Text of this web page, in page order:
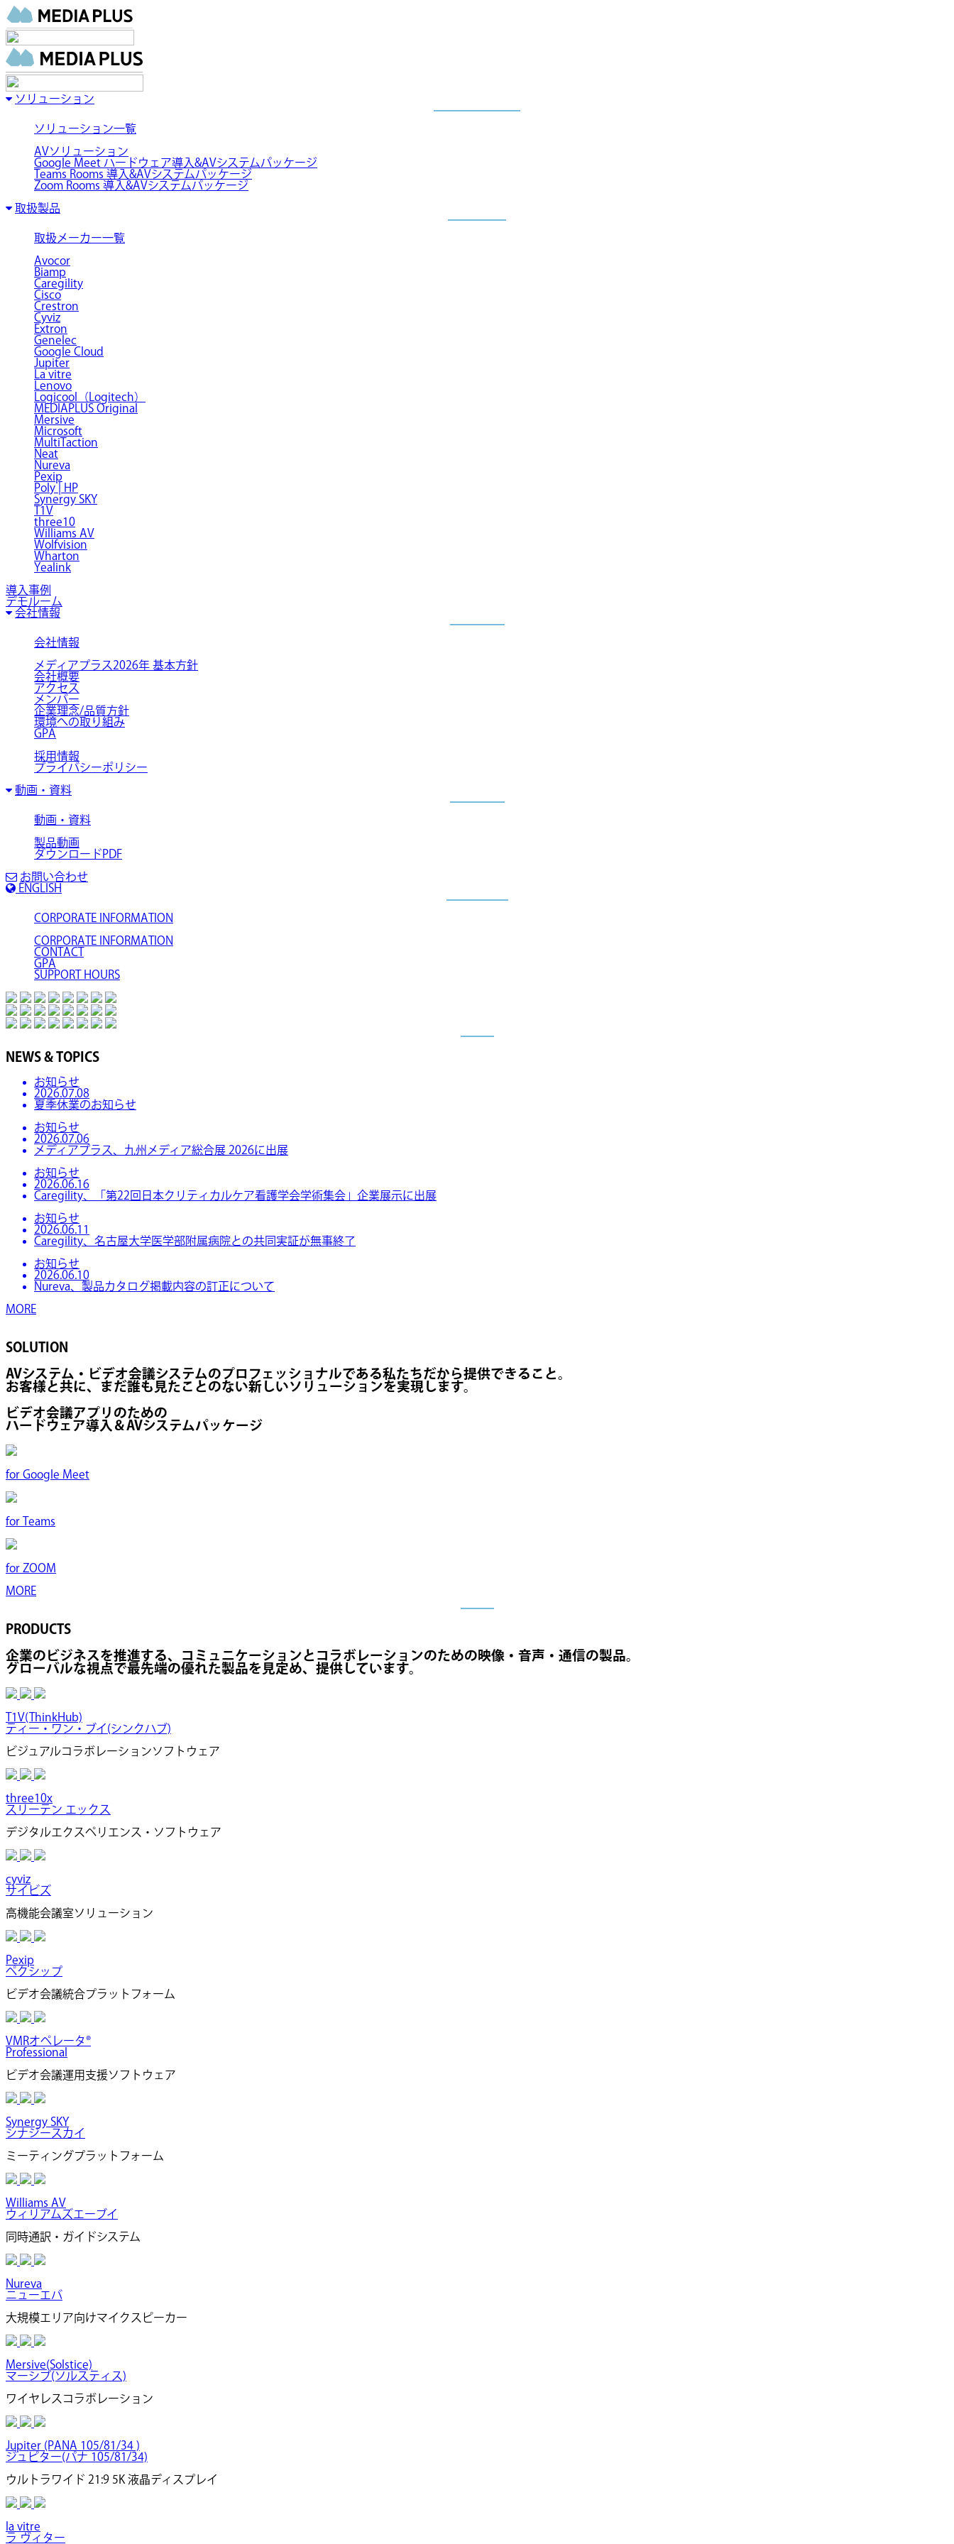
ソリューション
ソリューション一覧
AVソリューション
Google Meet ハードウェア導入&AVシステムパッケージ
Teams Rooms 導入&AVシステムパッケージ
Zoom Rooms 導入&AVシステムパッケージ
取扱製品
取扱メーカー一覧
Avocor
Biamp
Caregility
Cisco
Crestron
Cyviz
Extron
Genelec
Google Cloud
Jupiter
La vitre
Lenovo
Logicool（Logitech）
MEDIAPLUS Original
Mersive
Microsoft
MultiTaction
Neat
Nureva
Pexip
Poly | HP
Synergy SKY
T1V
three10
Williams AV
Wolfvision
Wharton
Yealink
導入事例
デモルーム
会社情報
会社情報
メディアプラス2026年 基本方針
会社概要
アクセス
メンバー
企業理念/品質方針
環境への取り組み
GPA
採用情報
プライバシーポリシー
動画・資料
動画・資料
製品動画
ダウンロードPDF
お問い合わせ
ENGLISH
CORPORATE INFORMATION
CORPORATE INFORMATION
CONTACT
GPA
SUPPORT HOURS
NEWS & TOPICS
お知らせ
2026.07.08
夏季休業のお知らせ
お知らせ
2026.07.06
メディアプラス、九州メディア総合展 2026に出展
お知らせ
2026.06.16
Caregility、「第22回日本クリティカルケア看護学会学術集会」企業展示に出展
お知らせ
2026.06.11
Caregility、名古屋大学医学部附属病院との共同実証が無事終了
お知らせ
2026.06.10
Nureva、製品カタログ掲載内容の訂正について
MORE
SOLUTION
AVシステム・ビデオ会議システムのプロフェッショナルである私たちだから提供できること。
お客様と共に、まだ誰も見たことのない新しいソリューションを実現します。
ビデオ会議アプリのための
ハードウェア導入＆AVシステムパッケージ
for Google Meet
for Teams
for ZOOM
MORE
PRODUCTS
企業のビジネスを推進する、コミュニケーションとコラボレーションのための映像・音声・通信の製品。
グローバルな視点で最先端の優れた製品を見定め、提供しています。
T1V(ThinkHub)
ティー・ワン・ブイ(シンクハブ)
ビジュアルコラボレーションソフトウェア
three10x
スリーテン エックス
デジタルエクスペリエンス・ソフトウェア
cyviz
サイビズ
高機能会議室ソリューション
Pexip
ペクシップ
ビデオ会議統合プラットフォーム
VMRオペレータ®
Professional
ビデオ会議運用支援ソフトウェア
Synergy SKY
シナジースカイ
ミーティングプラットフォーム
Williams AV
ウィリアムズエーブイ
同時通訳・ガイドシステム
Nureva
ニューエバ
大規模エリア向けマイクスピーカー
Mersive(Solstice)
マーシブ(ソルスティス)
ワイヤレスコラボレーション
Jupiter (PANA 105/81/34 )
ジュピター(パナ 105/81/34)
ウルトラワイド 21:9 5K 液晶ディスプレイ
la vitre
ラ ヴィター